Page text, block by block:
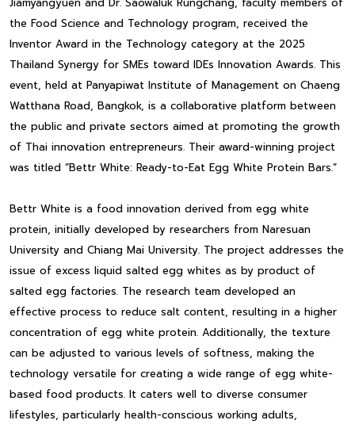
Jiamyangyuen and Dr. Saowaluk Rungchang, faculty members of
the Food Science and Technology program, received the
Inventor Award in the Technology category at the 2025
Thailand Synergy for SMEs toward IDEs Innovation Awards. This
event, held at Panyapiwat Institute of Management on Chaeng
Watthana Road, Bangkok, is a collaborative platform between
the public and private sectors aimed at promoting the growth
of Thai innovation entrepreneurs. Their award-winning project
was titled “Bettr White: Ready-to-Eat Egg White Protein Bars.”
Bettr White is a food innovation derived from egg white
protein, initially developed by researchers from Naresuan
University and Chiang Mai University. The project addresses the
issue of excess liquid salted egg whites as by product of
salted egg factories. The research team developed an
effective process to reduce salt content, resulting in a higher
concentration of egg white protein. Additionally, the texture
can be adjusted to various levels of softness, making the
technology versatile for creating a wide range of egg white-
based food products. It caters well to diverse consumer
lifestyles, particularly health-conscious working adults,